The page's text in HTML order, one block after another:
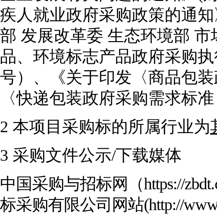
疾人就业政府采购政策的通
部 发展改革委 生态环境部
品、环境标志产品政府采购
号）、《关于印发〈商品包
〈快递包装政府采购需求标
2 本项目采购标的所属行业为
3 采购文件公示/下载媒体
中国采购与招标网（https://
标采购有限公司网站(http://